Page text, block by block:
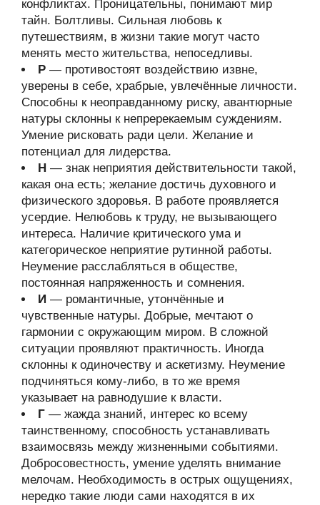
конфликтах. Проницательны, понимают мир
тайн. Болтливы. Сильная любовь к
путешествиям, в жизни такие могут часто
менять место жительства, непоседливы.
Р — противостоят воздействию извне,
уверены в себе, храбрые, увлечённые личности.
Способны к неоправданному риску, авантюрные
натуры склонны к непререкаемым суждениям.
Умение рисковать ради цели. Желание и
потенциал для лидерства.
Н — знак неприятия действительности такой,
какая она есть; желание достичь духовного и
физического здоровья. В работе проявляется
усердие. Нелюбовь к труду, не вызывающего
интереса. Наличие критического ума и
категорическое неприятие рутинной работы.
Неумение расслабляться в обществе,
постоянная напряженность и сомнения.
И — романтичные, утончённые и
чувственные натуры. Добрые, мечтают о
гармонии с окружающим миром. В сложной
ситуации проявляют практичность. Иногда
склонны к одиночеству и аскетизму. Неумение
подчиняться кому-либо, в то же время
указывает на равнодушие к власти.
Г — жажда знаний, интерес ко всему
таинственному, способность устанавливать
взаимосвязь между жизненными событиями.
Добросовестность, умение уделять внимание
мелочам. Необходимость в острых ощущениях,
нередко такие люди сами находятся в их